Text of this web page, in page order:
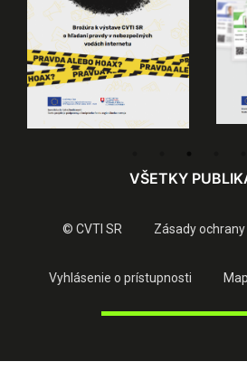
VŠETKY
© CVTI SR Zásady
Vyhlásenie o prístupnosti